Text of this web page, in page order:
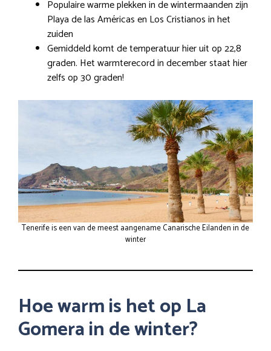
Populaire warme plekken in de wintermaanden zijn
Playa de las Américas en Los Cristianos in het
zuiden
Gemiddeld komt de temperatuur hier uit op 22,8
graden. Het warmterecord in december staat hier
zelfs op 30 graden!
Tenerife is een van de meest aangename Canarische Eilanden in de
winter
Hoe warm is het op La
Gomera in de winter?